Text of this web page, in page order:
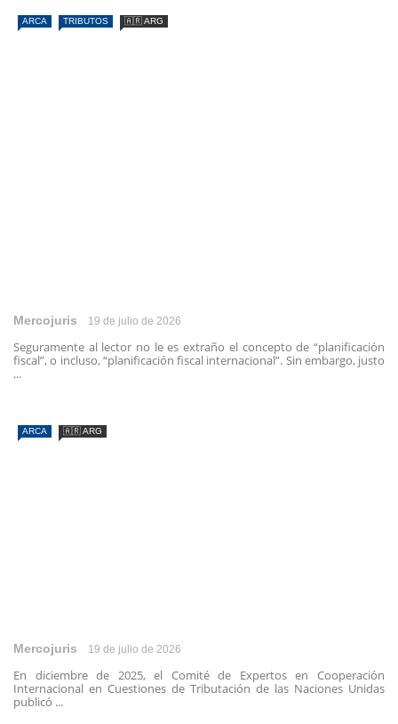
ARCA TRIBUTOS 🇦🇷 ARG
Mercojuris 19 de julio de 2026
Seguramente al lector no le es extraño el concepto de “planificación
fiscal”, o incluso, “planificación fiscal internacional”. Sin embargo, justo
...
ARCA 🇦🇷 ARG
Mercojuris 19 de julio de 2026
En diciembre de 2025, el Comité de Expertos en Cooperación
Internacional en Cuestiones de Tributación de las Naciones Unidas
publicó ...